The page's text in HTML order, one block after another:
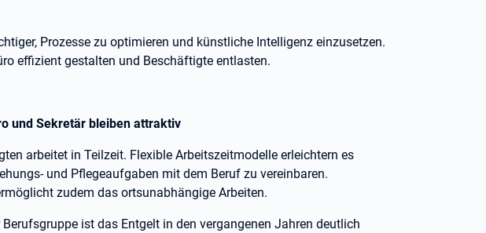
Prozesse zu optimieren und künstliche Intelligenz einzusetzen.
effizient gestalten und Beschäftigte entlasten.
und Sekretär bleiben attraktiv
arbeitet in Teilzeit. Flexible Arbeitszeitmodelle erleichtern es
und Pflegeaufgaben mit dem Beruf zu vereinbaren.
zudem das ortsunabhängige Arbeiten.
ist das Entgelt in den vergangenen Jahren deutlich